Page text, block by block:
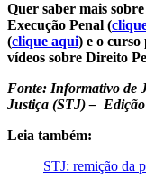
Quer saber mais
Execução Penal (
(clique aqui) e o
vídeos sobre Direito
Fonte: Informativo de
Justiça (STJ) – Edição
Leia também:
STJ: remição da